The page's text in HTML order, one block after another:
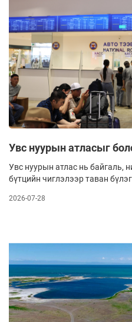
Увс нуурын атласыг
Увс нуурын атлас нь байгаль,
бүтцийн чиглэлээр таван
болж олон нийтэд хүрэхээрээ
2026-07-28